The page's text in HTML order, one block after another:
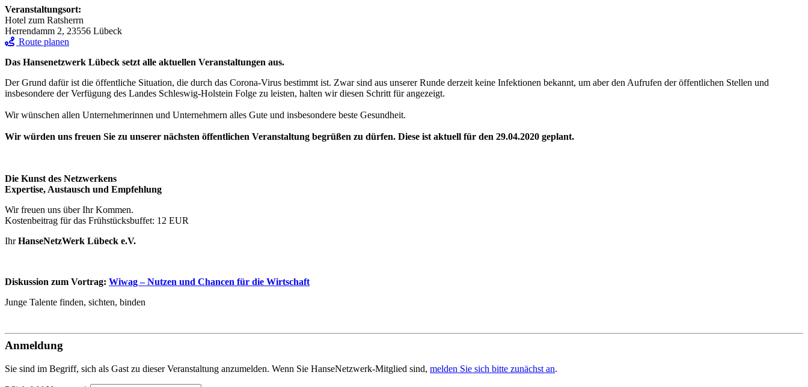
Veranstaltungsort:
Hotel zum Ratsherrn
Herrendamm 2, 23556 Lübeck
Route planen
Das Hansenetzwerk Lübeck setzt alle aktuellen Veranstaltungen aus.
Der Grund dafür ist die öffentliche Situation, die durch das Corona-Virus bestimmt ist. Zwar sind aus unserer Runde derzeit keine Infektionen bekannt, um aber den Aufrufen der öffentlichen Stellen und
insbesondere der Verfügung des Landes Schleswig-Holstein Folge zu leisten, halten wir diesen Schritt für angezeigt.
Wir wünschen allen Unternehmerinnen und Unternehmern alles Gute und insbesondere beste Gesundheit.
Wir würden uns freuen Sie zu unserer nächsten öffentlichen Veranstaltung begrüßen zu dürfen. Diese ist aktuell für den 29.04.2020 geplant.
Die Kunst des Netzwerkens
Expertise, Austausch und Empfehlung
Wir freuen uns über Ihr Kommen.
Kostenbeitrag für das Frühstücksbuffet: 12 EUR
IhrHanseNetzWerk Lübeck e.V.
Diskussion zum Vortrag: Wiwag – Nutzen und Chancen für die Wirtschaft
Junge Talente finden, sichten, binden
Anmeldung
Sie sind im Begriff, sich als Gast zu dieser Veranstaltung anzumelden. Wenn Sie HanseNetzwerk-Mitglied sind, melden Sie sich bitte zunächst an.